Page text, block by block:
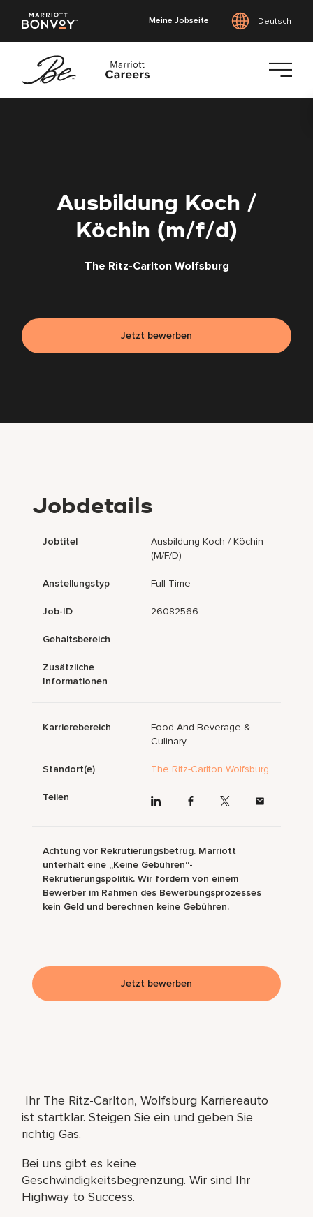
Meine Jobseite Deutsch
Ausbildung Koch /
Köchin (m/f/d)
The Ritz-Carlton Wolfsburg
Jetzt bewerben
Ihr The Ritz-Carlton, Wolfsburg Karriereauto
ist startklar. Steigen Sie ein und geben Sie
richtig Gas.
Bei uns gibt es keine
Geschwindigkeitsbegrenzung. Wir sind Ihr
Highway to Success.
Jobdetails
Jobtitel
Ausbildung Koch / Köchin
(m/f/d)
Anstellungstyp Full Time
Job-ID 26082566
Gehaltsbereich
Zusätzliche
Informationen
Karrierebereich
Food And Beverage &
Culinary
Standort(e) The Ritz-Carlton Wolfsburg
Teilen
Achtung vor Rekrutierungsbetrug. Marriott
unterhält eine „Keine Gebühren“-
Rekrutierungspolitik. Wir fordern von einem
Bewerber im Rahmen des Bewerbungsprozesses
kein Geld und berechnen keine Gebühren.
Jetzt bewerben